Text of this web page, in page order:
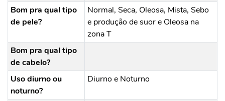
Bom pra qual tipo
de pele?
Normal, Seca, Oleosa, Mista, Sebo
e produção de suor e Oleosa na
zona T
Bom pra qual tipo
de cabelo?
Uso diurno ou
noturno?
Diurno e Noturno